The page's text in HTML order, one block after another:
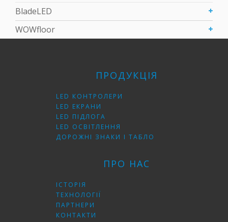
BladeLED
WOWfloor
ПРОДУКЦІЯ
LED КОНТРОЛЕРИ
LED ЕКРАНИ
LED ПІДЛОГА
LED ОСВІТЛЕННЯ
ДОРОЖНІ ЗНАКИ І ТАБЛО
ПРО НАС
ІСТОРІЯ
ТЕХНОЛОГІЇ
ПАРТНЕРИ
КОНТАКТИ